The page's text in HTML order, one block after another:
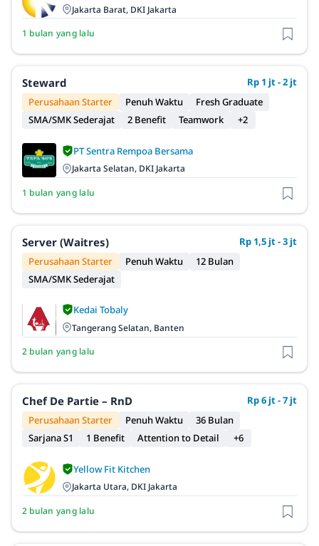
Jakarta Barat, DKI Jakarta
1 bulan yang lalu
Steward
Rp 1 jt - 2 jt
Perusahaan Starter
Penuh Waktu
Fresh Graduate
SMA/SMK Sederajat
2 Benefit Teamwork +2
PT Sentra Rempoa Bersama
Jakarta Selatan, DKI Jakarta
1 bulan yang lalu
Server (Waitres)
Rp 1,5 jt - 3 jt
Perusahaan Starter
Penuh Waktu
12 Bulan
SMA/SMK Sederajat
Kedai Tobaly
Tangerang Selatan, Banten
2 bulan yang lalu
Chef De Partie – RnD
Rp 6 jt - 7 jt
Perusahaan Starter
Penuh Waktu
36 Bulan
Sarjana S1
1 Benefit Attention to Detail +6
Yellow Fit Kitchen
Jakarta Utara, DKI Jakarta
2 bulan yang lalu